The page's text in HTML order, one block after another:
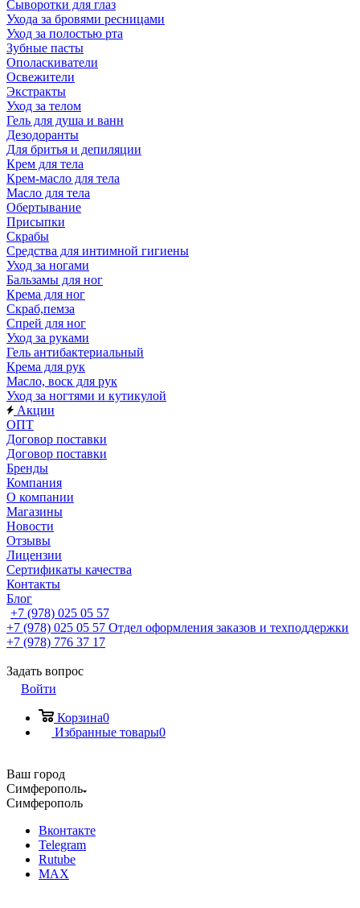
Сыворотки для глаз
Ухода за бровями ресницами
Уход за полостью рта
Зубные пасты
Ополаскиватели
Освежители
Экстракты
Уход за телом
Гель для душа и ванн
Дезодоранты
Для бритья и депиляции
Крем для тела
Крем-масло для тела
Масло для тела
Обертывание
Присыпки
Скрабы
Средства для интимной гигиены
Уход за ногами
Бальзамы для ног
Крема для ног
Скраб,пемза
Спрей для ног
Уход за руками
Гель антибактериальный
Крема для рук
Масло, воск для рук
Уход за ногтями и кутикулой
Акции
ОПТ
Договор поставки
Договор поставки
Бренды
Компания
О компании
Магазины
Новости
Отзывы
Лицензии
Сертификаты качества
Контакты
Блог
+7 (978) 025 05 57
+7 (978) 025 05 57 Отдел оформления заказов и техподдержки
+7 (978) 776 37 17
Задать вопрос
Войти
Корзина0
Избранные товары0
Ваш город
Симферополь
Симферополь
Вконтакте
Telegram
Rutube
MAX